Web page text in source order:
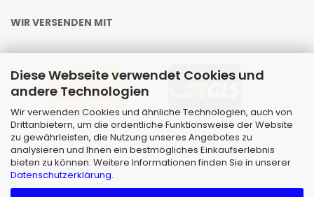
Diese Webseite verwendet Cookies und
andere Technologien
Wir verwenden Cookies und ähnliche Technologien, auch von
Drittanbietern, um die ordentliche Funktionsweise der Website
zu gewährleisten, die Nutzung unseres Angebotes zu
analysieren und Ihnen ein bestmögliches Einkaufserlebnis
bieten zu können. Weitere Informationen finden Sie in unserer
Datenschutzerklärung.
WIR VERSENDEN MIT